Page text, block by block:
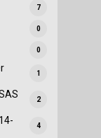
7
0
0
1
2
4